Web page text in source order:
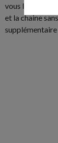
vous le meilleur
et la chaine
supplémentaire